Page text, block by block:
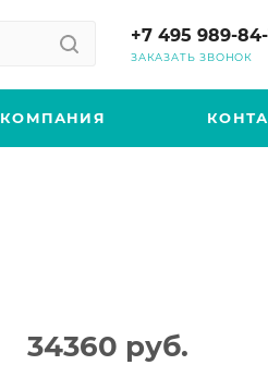
+7 495 989-
ЗАКАЗАТЬ ЗВОНОК
КОМПАНИЯ
34360 руб.